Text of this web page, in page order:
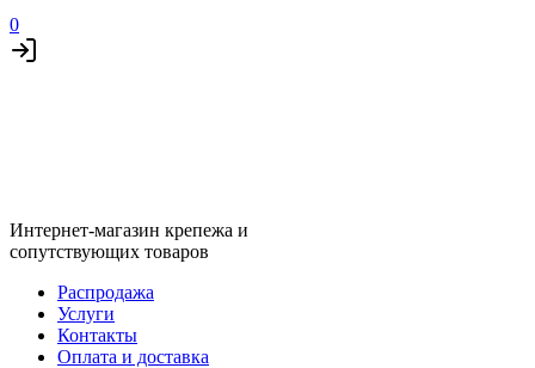
0
Интернет-магазин крепежа и
сопутствующих товаров
Распродажа
Услуги
Контакты
Оплата и доставка